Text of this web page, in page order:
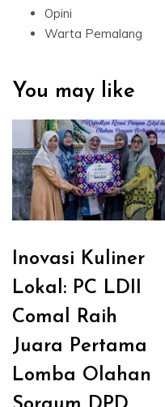
Opini
Warta Pemalang
You may like
Inovasi Kuliner
Lokal: PC LDII
Comal Raih
Juara Pertama
Lomba Olahan